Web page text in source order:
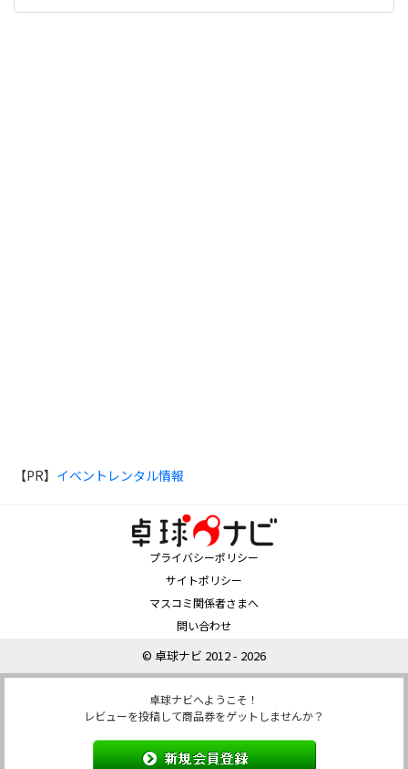
【PR】 イベントレンタル情報
プライバシーポリシー
サイトポリシー
マスコミ関係者さまへ
問い合わせ
© 卓球ナビ 2012 - 2026
卓球ナビへようこそ！
レビューを投稿して商品券をゲットしませんか？